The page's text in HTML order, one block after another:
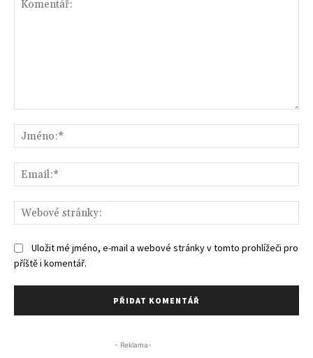
Uložit mé jméno, e-mail a webové stránky v tomto prohlížeči pro
příště i komentář.
- Reklama-